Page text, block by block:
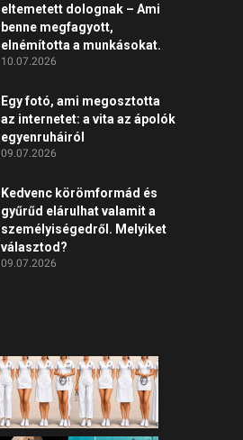
eltemetett dolognak – Ami
benne megfagyott,
elnémította a munkásokat.
10.07.2026
Egy fotó, ami megosztotta
az internetet: a vita az ápolók
egyenruháiról
09.07.2026
Kedvenc körömformád és
gyűrűd elárulhat valamit a
személyiségedről. Melyiket
választod?
09.07.2026